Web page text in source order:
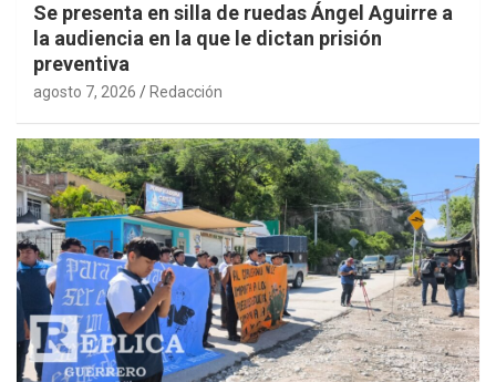
Se presenta en silla de ruedas Ángel Aguirre a
la audiencia en la que le dictan prisión
preventiva
agosto 7, 2026 Redacción